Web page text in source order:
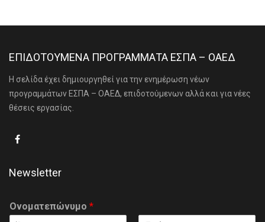
ΕΠΙΔΟΤΟΥΜΕΝΑ ΠΡΟΓΡΑΜΜΑΤΑ ΕΣΠΑ – ΟΑΕΔ
Η σελίδα έχει δημιουργηθεί για την ενημέρωση νέων
προγραμμάτων ΕΣΠΑ – ΟΑΕΔ, επιδοτούμενων αλλά και για νέες
θέσεις εργασίας.
Newsletter
Ονοματεπώνυμο *